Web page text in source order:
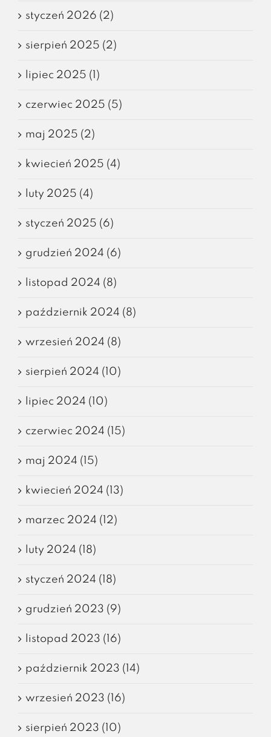
styczeń 2026 (2)
sierpień 2025 (2)
lipiec 2025 (1)
czerwiec 2025 (5)
maj 2025 (2)
kwiecień 2025 (4)
luty 2025 (4)
styczeń 2025 (6)
grudzień 2024 (6)
listopad 2024 (8)
październik 2024 (8)
wrzesień 2024 (8)
sierpień 2024 (10)
lipiec 2024 (10)
czerwiec 2024 (15)
maj 2024 (15)
kwiecień 2024 (13)
marzec 2024 (12)
luty 2024 (18)
styczeń 2024 (18)
grudzień 2023 (9)
listopad 2023 (16)
październik 2023 (14)
wrzesień 2023 (16)
sierpień 2023 (10)